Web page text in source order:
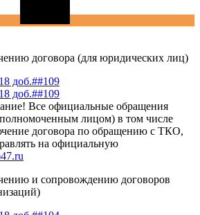
договора (для юридических лиц)
доб.##109
доб.##109
Все официальные обращения
лицом) в том числе
договора по обращению с ТКО,
на официальную
и сопровождению договоров